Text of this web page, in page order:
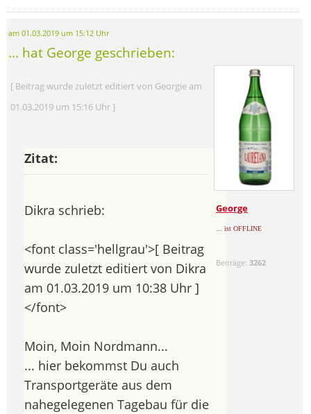
am 01.03.2019 um 15:12 Uhr
... hat George geschrieben:
George
... ist OFFLINE
Beiträge:3262
[ Beitrag wurde zuletzt editiert von Georgie am
01.03.2019 um 15:16 Uhr ]
Zitat:
Dikra schrieb:
<font class='hellgrau'>[ Beitrag
wurde zuletzt editiert von Dikra
am 01.03.2019 um 10:38 Uhr ]
</font>
Moin, Moin Nordmann...
... hier bekommst Du auch
Transportgeräte aus dem
nahegelegenen Tagebau für die